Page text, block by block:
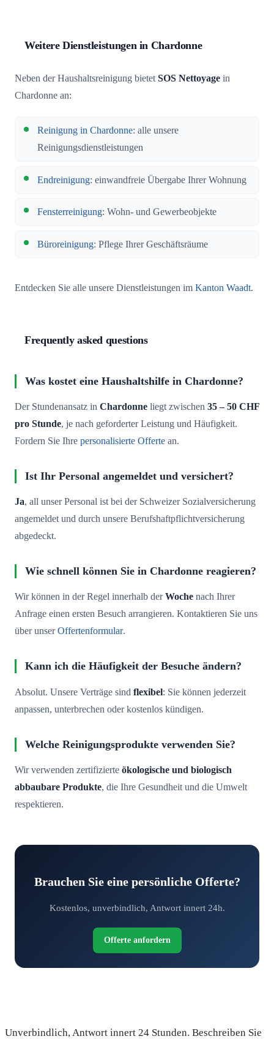
Weitere Dienstleistungen in Chardonne
Neben der Haushaltsreinigung bietetSOS Nettoyage in
Chardonne an:
Reinigung in Chardonne: alle unsere
Reinigungsdienstleistungen
Endreinigung: einwandfreie Übergabe Ihrer Wohnung
Fensterreinigung: Wohn- und Gewerbeobjekte
Büroreinigung: Pflege Ihrer Geschäftsräume
Entdecken Sie alle unsere Dienstleistungen im Kanton Waadt.
Frequently asked questions
Was kostet eine Haushaltshilfe in Chardonne?
Der Stundenansatz in Chardonne liegt zwischen 35 – 50 CHF
pro Stunde, je nach geforderter Leistung und Häufigkeit.
Fordern Sie Ihre personalisierte Offerte an.
Ist Ihr Personal angemeldet und versichert?
Ja, all unser Personal ist bei der Schweizer Sozialversicherung
angemeldet und durch unsere Berufshaftpflichtversicherung
abgedeckt.
Wie schnell können Sie in Chardonne reagieren?
Wir können in der Regel innerhalb derWoche nach Ihrer
Anfrage einen ersten Besuch arrangieren. Kontaktieren Sie uns
über unserOffertenformular.
Kann ich die Häufigkeit der Besuche ändern?
Absolut. Unsere Verträge sind flexibel: Sie können jederzeit
anpassen, unterbrechen oder kostenlos kündigen.
Welche Reinigungsprodukte verwenden Sie?
Wir verwenden zertifizierte ökologische und biologisch
abbaubare Produkte, die Ihre Gesundheit und die Umwelt
respektieren.
Brauchen Sie eine persönliche Offerte?
Kostenlos, unverbindlich, Antwort innert 24h.
Offerte anfordern
Unverbindlich, Antwort innert 24 Stunden. Beschreiben Sie